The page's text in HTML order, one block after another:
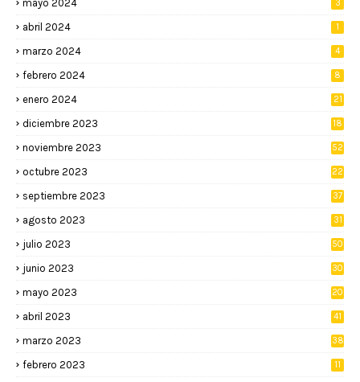
mayo 2024 3
abril 2024 1
marzo 2024 4
febrero 2024 8
enero 2024 21
diciembre 2023 18
noviembre 2023 52
octubre 2023 22
septiembre 2023 37
agosto 2023 31
julio 2023 50
junio 2023 30
mayo 2023 20
abril 2023 41
marzo 2023 38
febrero 2023 11